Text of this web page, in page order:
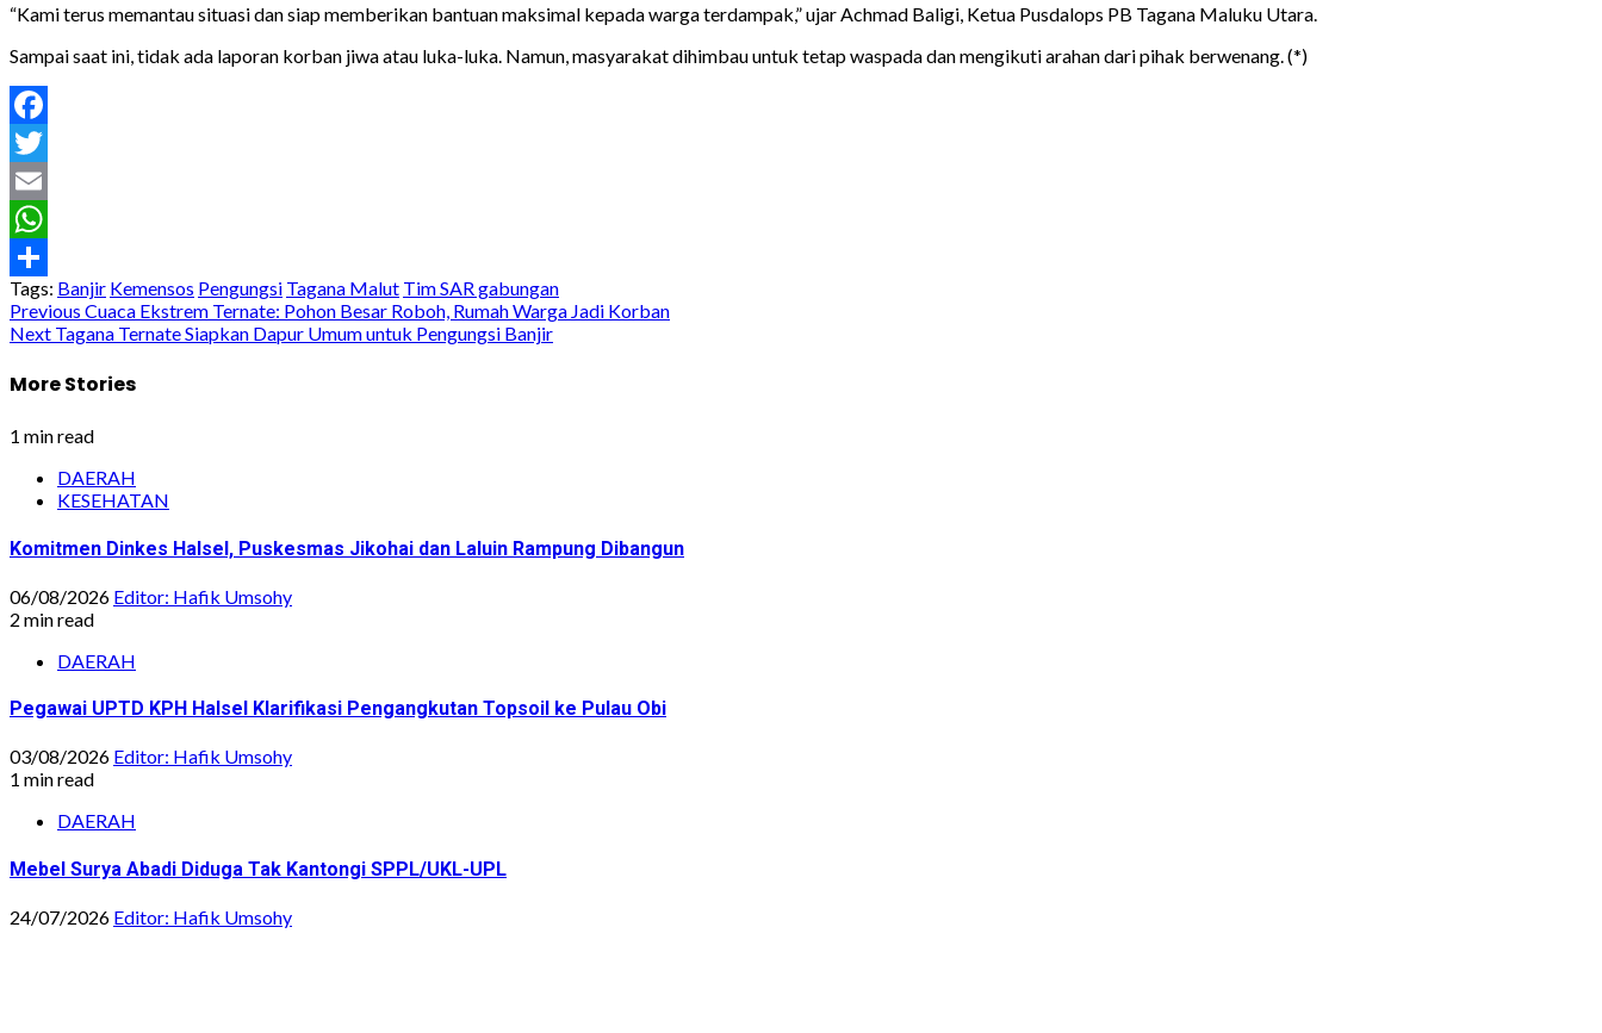
“Kami terus memantau situasi dan siap memberikan bantuan maksimal kepada warga terdampak,” ujar Achmad Baligi, Ketua Pusdalops PB Tagana Maluku Utara.
Sampai saat ini, tidak ada laporan korban jiwa atau luka-luka. Namun, masyarakat dihimbau untuk tetap waspada dan mengikuti arahan dari pihak berwenang. (*)
Facebook
Twitter
Email
WhatsApp
Share
Tags: Banjir Kemensos Pengungsi Tagana Malut Tim SAR gabungan
Post
Previous Cuaca Ekstrem Ternate: Pohon Besar Roboh, Rumah Warga Jadi Korban
Next Tagana Ternate Siapkan Dapur Umum untuk Pengungsi Banjir
More Stories
1 min read
DAERAH
KESEHATAN
Komitmen Dinkes Halsel, Puskesmas Jikohai dan Laluin Rampung Dibangun
06/08/2026 Editor: Hafik Umsohy
2 min read
DAERAH
Pegawai UPTD KPH Halsel Klarifikasi Pengangkutan Topsoil ke Pulau Obi
03/08/2026 Editor: Hafik Umsohy
1 min read
DAERAH
Mebel Surya Abadi Diduga Tak Kantongi SPPL/UKL-UPL
24/07/2026 Editor: Hafik Umsohy